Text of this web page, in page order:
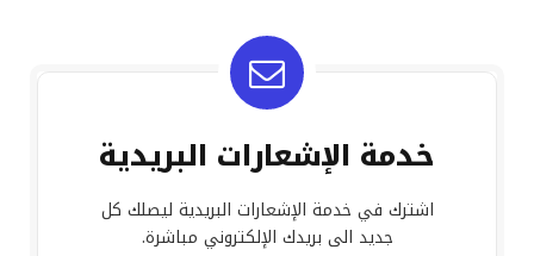
خدمة الإشعارات البريدية
اشترك في خدمة الإشعارات البريدية ليصلك كل
جديد الى بريدك الإلكتروني مباشرة.